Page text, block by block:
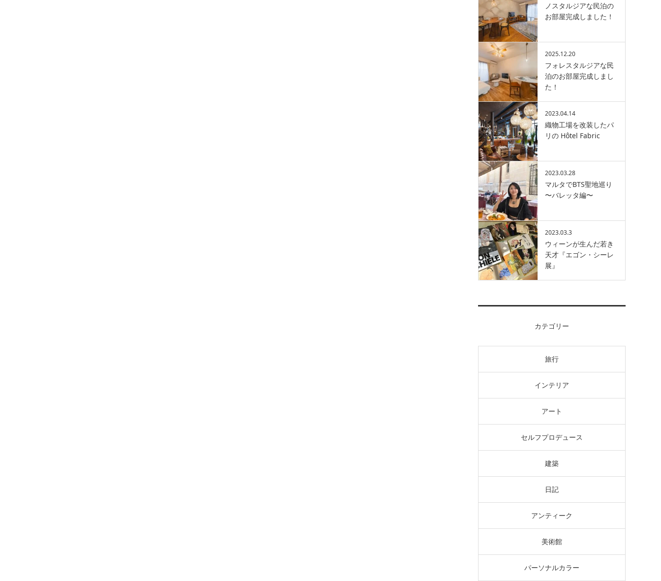
ノスタルジアな民泊の
お部屋完成しました！
2025.12.20
フォレスタルジアな民
泊のお部屋完成しまし
た！
2023.04.14
織物工場を改装したパ
リの Hôtel Fabric
2023.03.28
マルタでBTS聖地巡り
〜バレッタ編〜
2023.03.3
ウィーンが生んだ若き
天才『エゴン・シーレ
展』
カテゴリー
旅行
インテリア
アート
セルフプロデュース
建築
日記
アンティーク
美術館
パーソナルカラー